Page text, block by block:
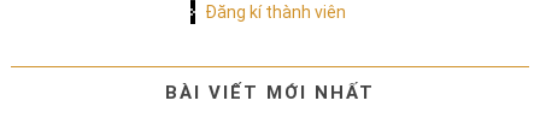
Đăng kí thành viên
BÀI VIẾT MỚI NHẤT